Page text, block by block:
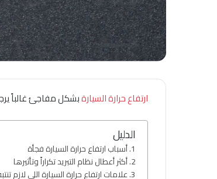
ارتفاع حرارة السيارةبشكل مفاجئ غالباً
الدليل
أسباب ارتفاع حرارة السيارة فجأة
أكثر أعطال نظام التبريد تكراراً وتأثيرها
علامات ارتفاع حرارة السيارة اللي لازم